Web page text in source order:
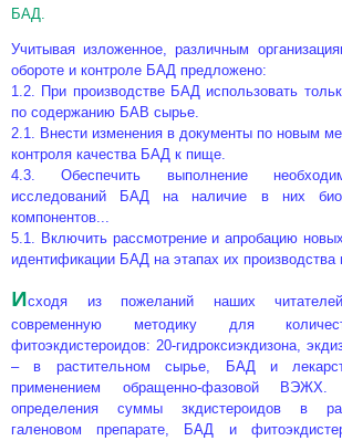
БАД.
Учитывая изложенное, различным
обороте и контроле БАД предложено:
1.2. При производстве БАД использовать
по содержанию БАВ сырье.
2.1. Внести изменения в документы по новым
контроля качества БАД к пище.
4.3. Обеспечить выполнение
исследований БАД на наличие в них
компонентов...
5.1. Включить рассмотрение и апробацию
идентификации БАД на этапах их производства
Исходя из пожеланий наших
современную методику для
фитоэкдистероидов: 20-гидроксиэкдизона,
– в растительном сырье, БАД и
применением обращенно-фазовой
определения суммы зкдистероидов в
галеновом препарате, БАД и